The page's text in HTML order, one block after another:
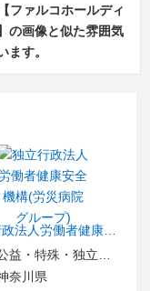
ファルコホールディ
の画像と似た雰囲気
す。
奈川県